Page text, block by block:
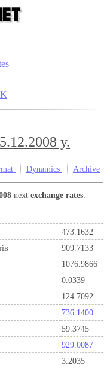
y.
Dynamics Archive
nextexchange rates:
473.1632
909.7133
1076.9866
0.0339
124.7092
736.1400
59.3745
929.0087
3.2035